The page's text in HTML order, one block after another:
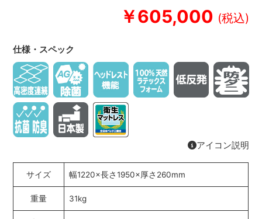
￥605,000
仕様・スペック
アイコン説明
サイズ 幅1220×長さ1950×厚さ260mm
重量 31kg